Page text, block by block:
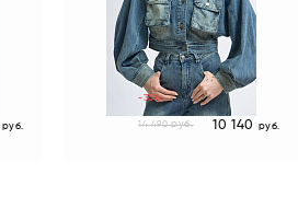
руб.
-30%
14 490руб. 10 140 руб.